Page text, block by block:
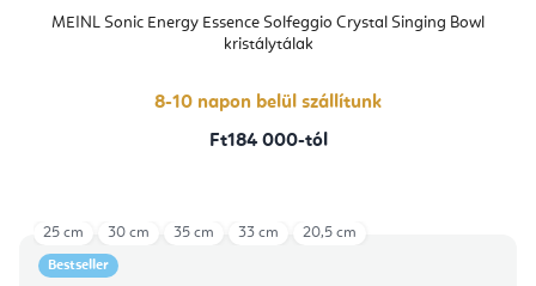
MEINL Sonic Energy Essence Solfeggio Crystal Singing Bowl
kristálytálak
8-10 napon belül szállítunk
Ft184 000-tól
Bestseller
25 cm 30 cm 35 cm 33 cm 20,5 cm